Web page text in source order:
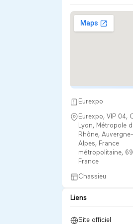
Eurexpo
Eurexpo, VIP 04,
Lyon, Métropole
Rhône,
Alpes, France
métropolitaine,
France
Chassieu
Liens
Site officiel